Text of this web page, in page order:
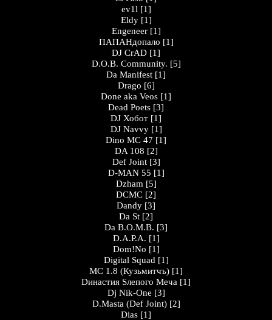
ev1l [1]
Eldy [1]
Engeneer [1]
ПАПАНдопало [1]
DJ CrAD [1]
D.O.B. Community. [5]
Da Manifest [1]
Drago [6]
Done aka Veos [1]
Dead Poets [3]
DJ Хобот [1]
DJ Navvy [1]
Dino MC 47 [1]
DA 108 [2]
Def Joint [3]
D-MAN 55 [1]
Dzham [5]
DCMC [2]
Dandy [3]
Da St [2]
Da B.O.M.B. [3]
D.A.P.A. [1]
Dom!No [1]
Digital Squad [1]
MC 1.8 (Кузьмитчъ) [1]
Dинастия Sлепого Меча [1]
Dj Nik-One [3]
D.Masta (Def Joint) [2]
Dias [1]